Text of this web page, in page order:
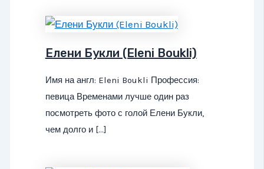
Елени Букли (Eleni Boukli)
Имя на англ: Eleni Boukli Профессия:
певица Временами лучше один раз
посмотреть фото с голой Елени Букли,
чем долго и […]